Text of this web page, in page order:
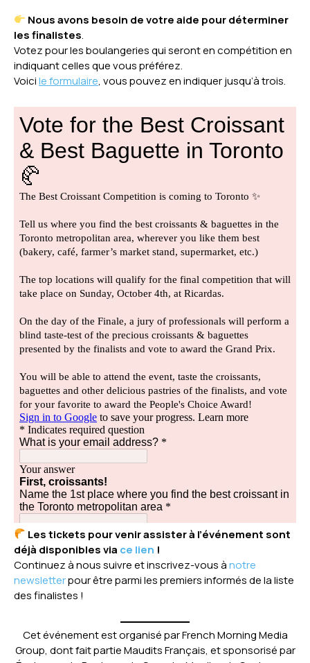
Nous avons besoin de votre aide pour déterminer
les finalistes.
Votez pour les boulangeries qui seront en compétition en
indiquant celles que vous préférez.
Voicile formulaire, vous pouvez en indiquer jusqu’à trois.
Les tickets pour venir assister à l’événement sont
déjà disponibles via ce lien !
Continuez à nous suivre et inscrivez-vous ànotre
newsletterpour être parmi les premiers informés de la liste
des finalistes !
Cet événement est organisé par French Morning Media
Group, dont fait partie Maudits Français, et sponsorisé par